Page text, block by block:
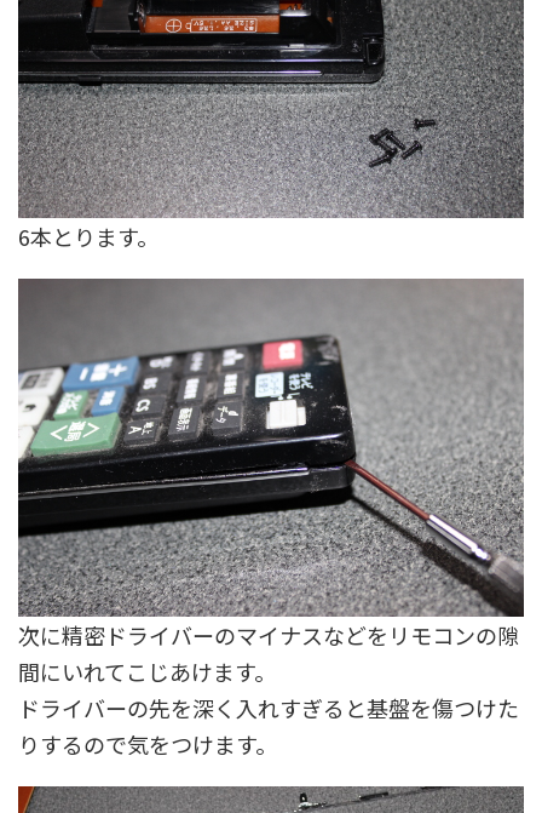
6本とります。
次に精密ドライバーのマイナスなどをリモコンの隙
間にいれてこじあけます。
ドライバーの先を深く入れすぎると基盤を傷つけた
りするので気をつけます。